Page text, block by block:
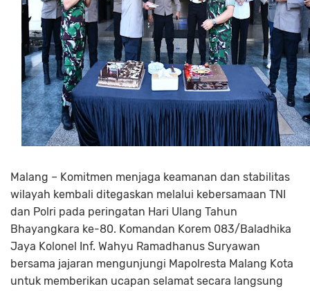
Malang – Komitmen menjaga keamanan dan stabilitas
wilayah kembali ditegaskan melalui kebersamaan TNI
dan Polri pada peringatan Hari Ulang Tahun
Bhayangkara ke-80. Komandan Korem 083/Baladhika
Jaya Kolonel Inf. Wahyu Ramadhanus Suryawan
bersama jajaran mengunjungi Mapolresta Malang Kota
untuk memberikan ucapan selamat secara langsung